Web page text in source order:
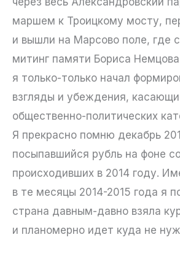
маршем к Троицкому мосту,
и вышли на Марсово поле, где
митинг памяти Бориса
я только-только начал
взгляды и убеждения,
общественно-политических
Я прекрасно помню декабрь
посыпавшийся рубль на фоне
происходивших в 2014 году.
в те месяцы 2014-2015 года я
страна давным-давно взяла
и планомерно идет куда не